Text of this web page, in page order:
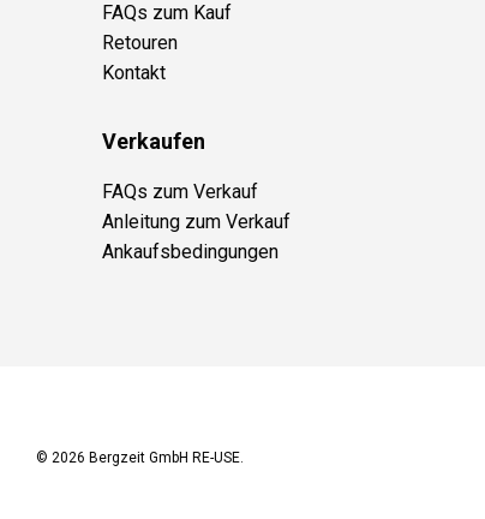
FAQs zum Kauf
Retouren
Kontakt
Verkaufen
FAQs zum Verkauf
Anleitung zum Verkauf
Ankaufsbedingungen
© 2026 Bergzeit GmbH RE-USE.